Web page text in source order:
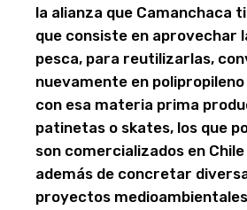
la alianza que Camanchaca
que consiste en aprovechar
pesca, para reutilizarlas,
nuevamente en
con esa materia prima
patinetas o skates, los que
son comercializados en
además de concretar
proyectos